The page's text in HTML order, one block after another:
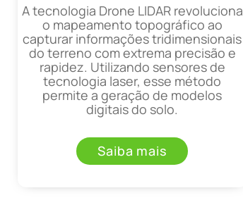
A tecnologia Drone LIDAR revoluciona
o mapeamento topográfico ao
capturar informações tridimensionais
do terreno com extrema precisão e
rapidez. Utilizando sensores de
tecnologia laser, esse método
permite a geração de modelos
digitais do solo.
Saiba mais